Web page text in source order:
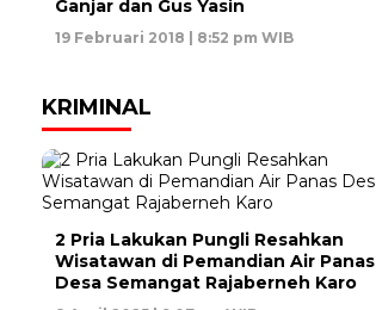
Ganjar dan Gus Yasin
19 Februari 2018 | 8:52 pm WIB
KRIMINAL
2 Pria Lakukan Pungli Resahkan
Wisatawan di Pemandian Air Panas
Desa Semangat Rajaberneh Karo